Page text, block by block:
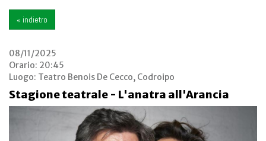
« indietro
08/11/2025
Orario: 20:45
Luogo: Teatro Benois De Cecco, Codroipo
Stagione teatrale - L'anatra all'Arancia